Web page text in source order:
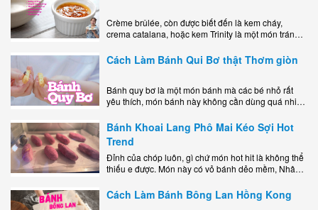
Crème brûlée, còn được biết đến là kem cháy,
crema catalana, hoặc kem Trinity là một món tráng
lớp..
Cách Làm Bánh Qui Bơ thật Thơm giòn
Bánh quy bơ là một món bánh mà các bé nhỏ rất
yêu thích, món bánh này không cần dùng quá nhiều
Bánh Khoai Lang Phô Mai Kéo Sợi Hot
Trend
Đỉnh của chóp luôn, gì chứ món hot hit là không thể
thiếu e được. Món này có vỏ bánh dẻo mềm, Nhân
Cách Làm Bánh Bông Lan Hồng Kong